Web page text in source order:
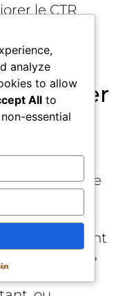
le CTR
pas
rester
autour de
bénéficieront
plus large ?
analyze
to allow
All to
essential